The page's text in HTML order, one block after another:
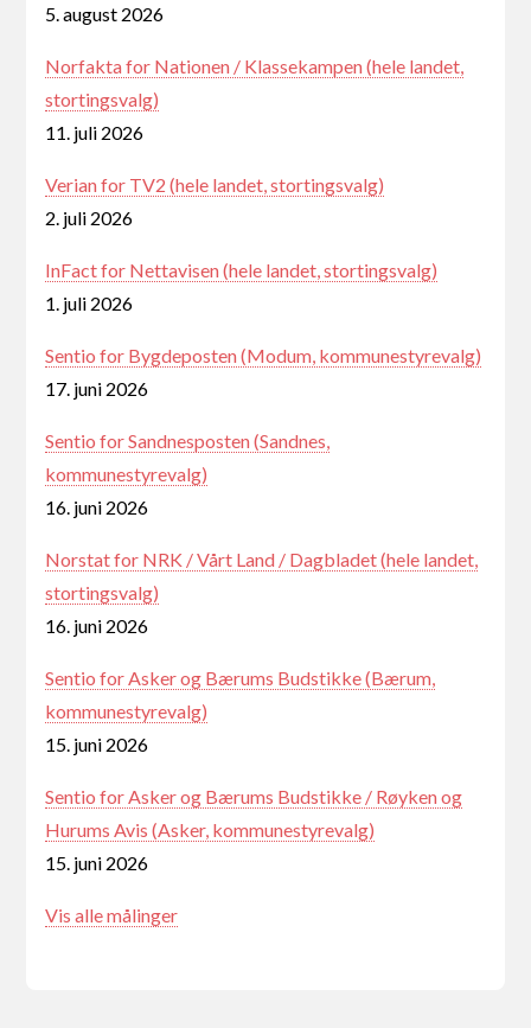
5. august 2026
Norfakta for Nationen / Klassekampen (hele landet,
stortingsvalg)
11. juli 2026
Verian for TV2 (hele landet, stortingsvalg)
2. juli 2026
InFact for Nettavisen (hele landet, stortingsvalg)
1. juli 2026
Sentio for Bygdeposten (Modum, kommunestyrevalg)
17. juni 2026
Sentio for Sandnesposten (Sandnes,
kommunestyrevalg)
16. juni 2026
Norstat for NRK / Vårt Land / Dagbladet (hele landet,
stortingsvalg)
16. juni 2026
Sentio for Asker og Bærums Budstikke (Bærum,
kommunestyrevalg)
15. juni 2026
Sentio for Asker og Bærums Budstikke / Røyken og
Hurums Avis (Asker, kommunestyrevalg)
15. juni 2026
Vis alle målinger